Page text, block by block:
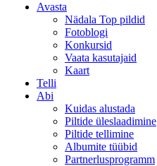
Avasta
Nädala Top pildid
Fotoblogi
Konkursid
Vaata kasutajaid
Kaart
Telli
Abi
Kuidas alustada
Piltide üleslaadimine
Piltide tellimine
Albumite tüübid
Partnerlusprogramm